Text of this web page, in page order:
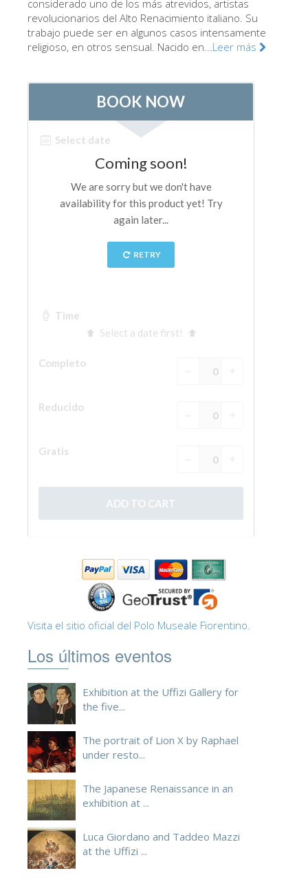
Galería de la Academia
Galería Palatina
Museo de San Marcos
Museo Arqueológico
El Taller de las Piedras Duras
Museo Galileo
Jardín de Boboli
La Torre de Arnolfo
Corredor de Vasari
Palazzo Vecchio
considerado uno de los más atrevidos, artistas
revolucionarios del Alto Renacimiento italiano. Su
trabajo puede ser en algunos casos intensamente
religioso, en otros sensual. Nacido en...Leer más
Visita el sitio oficial del Polo Museale Fiorentino.
Los últimos eventos
Exhibition at the Uffizi Gallery for
the five...
The portrait of Lion X by Raphael
under resto...
The Japanese Renaissance in an
exhibition at ...
Luca Giordano and Taddeo Mazzi
at the Uffizi ...